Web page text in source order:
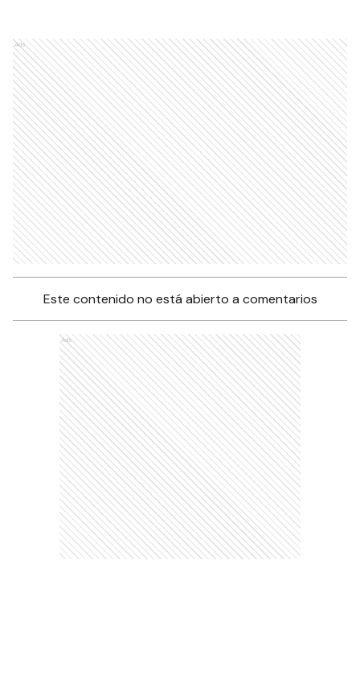
Ads
Este contenido no está abierto a comentarios
Ads